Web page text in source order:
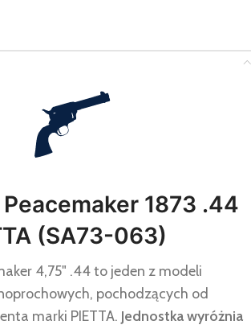
1873 .44
(SA73-063)
4,75" .44 to jeden z modeli
pochodzących od
marki PIETTA. Jednostka wyróżnia